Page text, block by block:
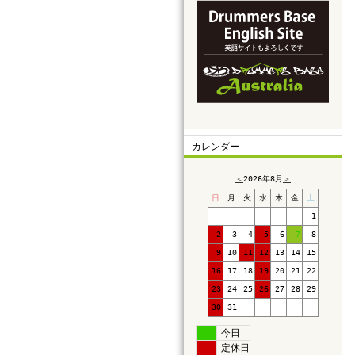
カレンダー
＜2026年8月 ＞
日 月 火 水 木 金 土
1
2 3 4 5 6 7 8
9 10 11 12 13 14 15
16 17 18 19 20 21 22
23 24 25 26 27 28 29
30 31
今日
定休日